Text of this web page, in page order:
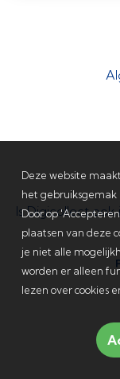
Is Digicollect ook
Deze website
het gebruiksgemak
Door op
plaatsen van deze
je niet alle
worden er alleen
lezen over cookies